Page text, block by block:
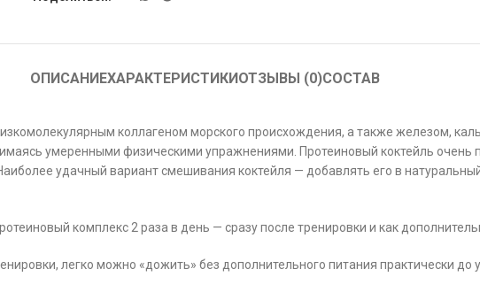
ОПИСАНИЕХАРАКТЕРИСТИКИОТЗЫВЫ (0)СОСТАВ
коллагеном морского происхождения, а также железом,
умеренными физическими упражнениями. Протеиновый коктейль очень
удачный вариант смешивания коктейля — добавлять его в
комплекс 2 раза в день — сразу после тренировки и как
легко можно «дожить» без дополнительного питания практически до